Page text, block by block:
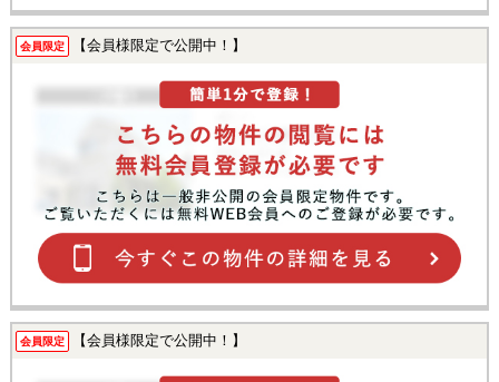
会員限定 【会員様限定で公開中！】
会員限定 【会員様限定で公開中！】